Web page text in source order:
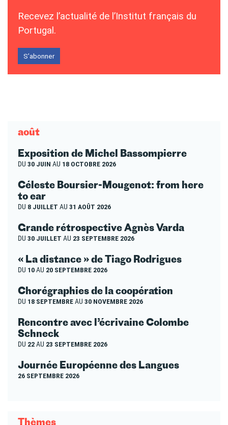
Recevez l’actualité de l’Institut français du
Portugal.
S’abonner
août
Exposition de Michel Bassompierre
DU 30 JUIN AU 18 OCTOBRE 2026
Céleste Boursier-Mougenot: from here
to ear
DU 8 JUILLET AU 31 AOÛT 2026
Grande rétrospective Agnès Varda
DU 30 JUILLET AU 23 SEPTEMBRE 2026
« La distance » de Tiago Rodrigues
DU 10AU 20 SEPTEMBRE 2026
Chorégraphies de la coopération
DU 18 SEPTEMBREAU 30 NOVEMBRE 2026
Rencontre avec l’écrivaine Colombe
Schneck
DU 22AU 23 SEPTEMBRE 2026
Journée Européenne des Langues
26 SEPTEMBRE 2026
Thèmes